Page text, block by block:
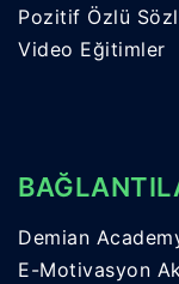
Pozitif Özlü
Video Eğitimler
Demian
E-Motivasyon